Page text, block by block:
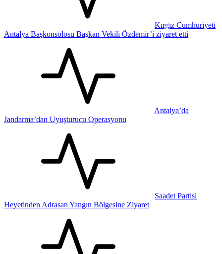
Kırgız Cumhuriyeti
Antalya Başkonsolosu Başkan Vekili Özdemir’i ziyaret etti
Antalya’da
Jandarma’dan Uyuşturucu Operasyonu
Saadet Partisi
Heyetinden Adrasan Yangın Bölgesine Ziyaret